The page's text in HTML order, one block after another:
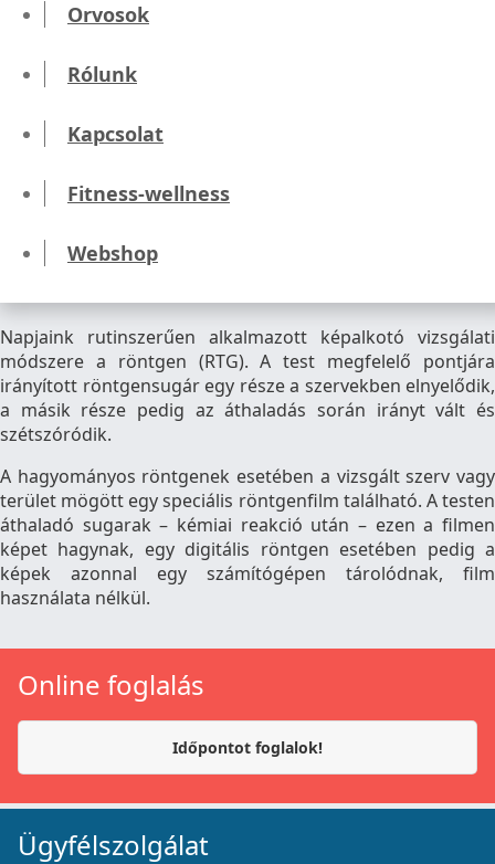
Orvosok
Rólunk
Kapcsolat
Fitness-wellness
Webshop
Diagnosztika
Röntgen vizsgálat
röntgenvizsgálatra!
Röntgen vizsgálat
Napjaink rutinszerűen alkalmazott képalkotó vizsgálati
módszere a röntgen (RTG). A test megfelelő pontjára
irányított röntgensugár egy része a szervekben elnyelődik,
a másik része pedig az áthaladás során irányt vált és
szétszóródik.
A hagyományos röntgenek esetében a vizsgált szerv vagy
terület mögött egy speciális röntgenfilm található. A testen
áthaladó sugarak – kémiai reakció után – ezen a filmen
képet hagynak, egy digitális röntgen esetében pedig a
képek azonnal egy számítógépen tárolódnak, film
használata nélkül.
Online foglalás
Időpontot foglalok!
Ügyfélszolgálat